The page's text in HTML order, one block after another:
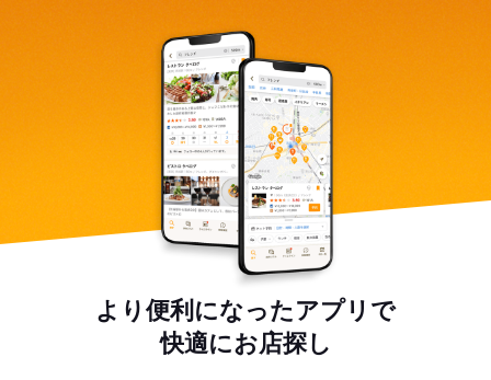
より便利になったアプリで
快適にお店探し